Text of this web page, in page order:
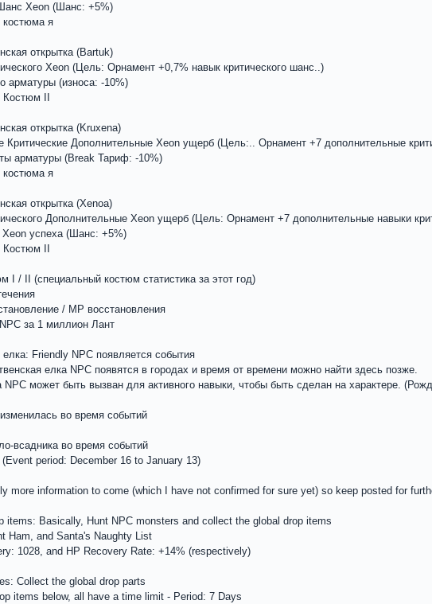
Xeon (Шанс: +5%)
костюма я
открытка (Bartuk)
Xeon (Цель: Орнамент +0,7% навык критического шанс..)
арматуры (износа: -10%)
II
открытка (Kruxena)
Критические Дополнительные Xeon ущерб (Цель:.. Орнамент +7 дополнительные
арматуры (Break Тариф: -10%)
костюма я
открытка (Xenoa)
Дополнительные Xeon ущерб (Цель: Орнамент +7 дополнительные навыки
успеха (Шанс: +5%)
II
I / II (специальный костюм статистика за этот год)
/ MP восстановления
за 1 миллион Лант
Friendly NPC появляется события
елка NPC появятся в городах и время от времени можно найти здесь позже.
NPC может быть вызван для активного навыки, чтобы быть сделан на характере.
во время событий
всадника во время событий
period: December 16 to January 13)
more information to come (which I have not confirmed for sure yet) so keep posted for
items: Basically, Hunt NPC monsters and collect the global drop items
Ham, and Santa's Naughty List
1028, and HP Recovery Rate: +14% (respectively)
Collect the global drop parts
items below, all have a time limit - Period: 7 Days